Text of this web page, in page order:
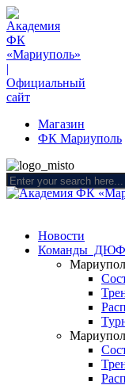
Магазин
ФК Мариуполь
Новости
Команды